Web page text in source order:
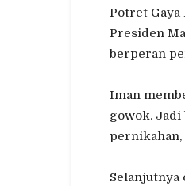
Potret
Presiden
berperan
Iman
gowok.
pernikahan,